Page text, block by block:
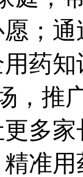
；
药
，推
多
准用